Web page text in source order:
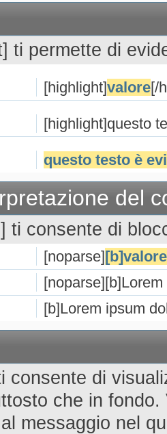
ti permette di
[highlight]valore[/
[highlight]questo
questo testo è
del
ti consente di
[noparse]
[b]Lorem ipsum
consente di
che in
messaggio nel